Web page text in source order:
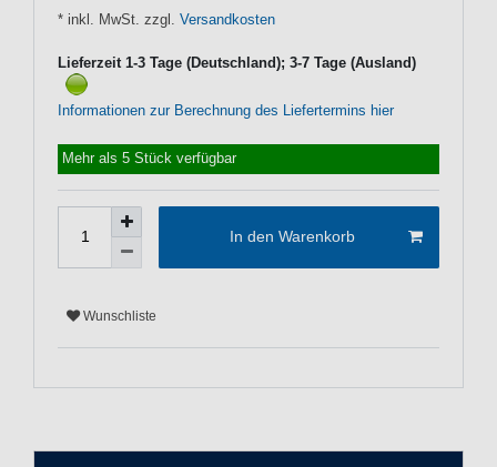
* inkl. MwSt. zzgl. Versandkosten
Lieferzeit 1-3 Tage (Deutschland); 3-7 Tage (Ausland)
Informationen zur Berechnung des Liefertermins hier
Mehr als 5 Stück verfügbar
In den Warenkorb
Wunschliste